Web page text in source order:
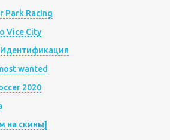
Park Racing
Vice City
Идентификация
wanted
2020
на скины]